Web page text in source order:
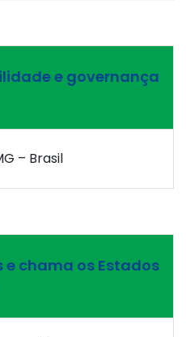
e governança
– Brasil
chama os Estados